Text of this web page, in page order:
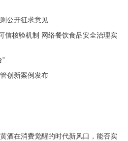
公开征求意见
信核验机制 网络餐饮食品安全治理实
”
创新案例发布
酒在消费觉醒的时代新风口，能否实